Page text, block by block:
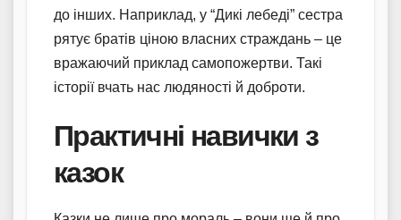
до інших. Наприклад, у “Дикі лебеді” сестра
рятує братів ціною власних страждань – це
вражаючий приклад самопожертви. Такі
історії вчать нас людяності й доброти.
Практичні навички з
казок